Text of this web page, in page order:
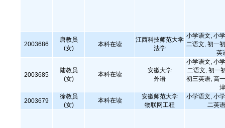
2003686
唐教员
(女)
本科在读
江西科技师范大学
法学
小学语文, 小
二语文, 初一
英
2003685
陆教员
(女)
本科在读
安徽大学
外语
小学语文, 小
二语文, 初一
初三英语, 高
2003679
徐教员
(女)
本科在读
安徽师范大学
物联网工程
小学语文, 小
二英